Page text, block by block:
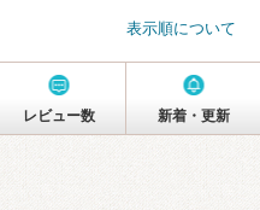
表示順について
レビュー数 新着・更新